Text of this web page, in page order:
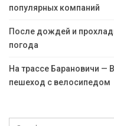
популярных компаний
После дождей и
погода
На трассе Барановичи —
пешеход с велосипедом